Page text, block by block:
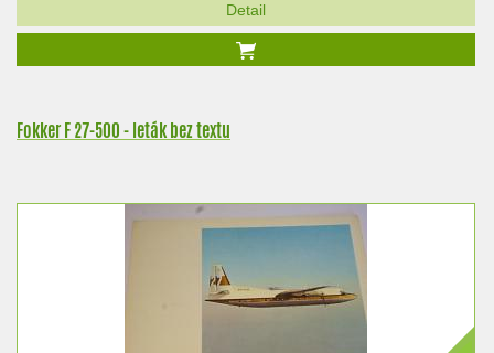
Detail
Fokker F 27-500 - leták bez textu